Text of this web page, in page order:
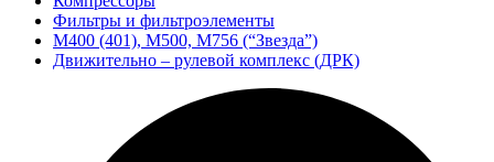
Фильтры и фильтроэлементы
М400 (401), М500, М756 (“Звезда”)
Движительно – рулевой комплекс (ДРК)